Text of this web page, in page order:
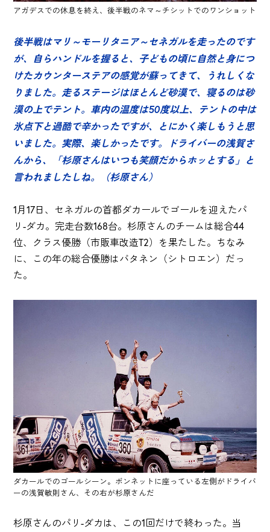
アガデスでの休息を終え、後半戦のネマ～チシットでのワンショット
後半戦はマリ～モーリタニア～セネガルを走ったのです
が、自らハンドルを握ると、子どもの頃に自然と身につ
けたカウンターステアの感覚が蘇ってきて、うれしくな
りました。走るステージはほとんど砂漠で、寝るのは砂
漠の上でテント。車内の温度は50度以上、テントの中は
氷点下と過酷で辛かったですが、とにかく楽しもうと思
いました。実際、楽しかったです。ドライバーの浅賀さ
んから、「杉原さんはいつも笑顔だからホッとする」と
言われましたしね。（杉原さん）
1月17日、セネガルの首都ダカールでゴールを迎えたパ
リ-ダカ。完走台数168台。杉原さんのチームは総合44
位、クラス優勝（市販車改造T2）を果たした。ちなみ
に、この年の総合優勝はバタネン（シトロエン）だっ
た。
ダカールでのゴールシーン。ボンネットに座っている左側がドライバ
ーの浅賀敏則さん、その右が杉原さんだ
杉原さんのパリ-ダカは、この1回だけで終わった。当